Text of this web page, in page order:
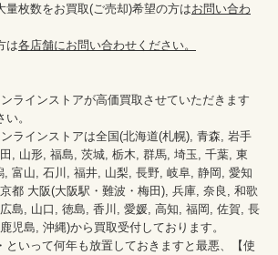
量枚数をお買取(ご売却)希望の方はお問い合わ
は各店舗にお問い合わせください。
ラインストアが高価買取させていただきます
さい。
ラインストアは全国(北海道(札幌), 青森, 岩手
, 山形, 福島, 茨城, 栃木, 群馬, 埼玉, 千葉, 東
, 富山, 石川, 福井, 山梨, 長野, 岐阜, 静岡, 愛知
都 大阪(大阪駅・難波・梅田), 兵庫, 奈良, 和歌
島, 山口, 徳島, 香川, 愛媛, 高知, 福岡, 佐賀, 長
児島, 沖縄)から買取受付しております。
といって何年も放置しておきますと最悪、【使